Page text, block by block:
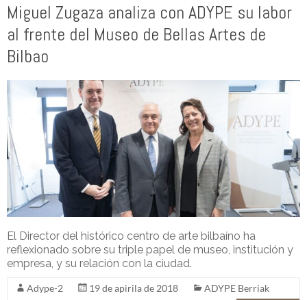
Miguel Zugaza analiza con ADYPE su labor
al frente del Museo de Bellas Artes de
Bilbao
El Director del histórico centro de arte bilbaíno ha
reflexionado sobre su triple papel de museo, institución y
empresa, y su relación con la ciudad.
Adype-2 19 de apirila de 2018 ADYPE Berriak